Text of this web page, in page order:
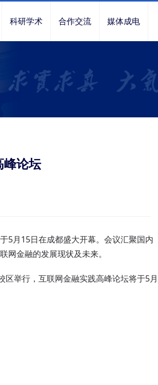
科研学术 合作交流 媒体成电
峰论坛
月15日在成都盛大开幕。会议汇聚国内
金融的发展现状及未来。
举行，互联网金融实践高峰论坛将于5月